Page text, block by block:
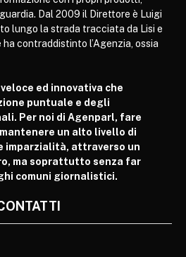
Dal 2009 il Direttore è Luigi
lungo la strada tracciata da Lisi e
contraddistinto l’Agenzia, ossia
ed innovativa che
puntuale e degli
Per noi di Agenparl, fare
un alto livello di
imparzialità, attraverso un
ma soprattutto senza far
comuni giornalistici.